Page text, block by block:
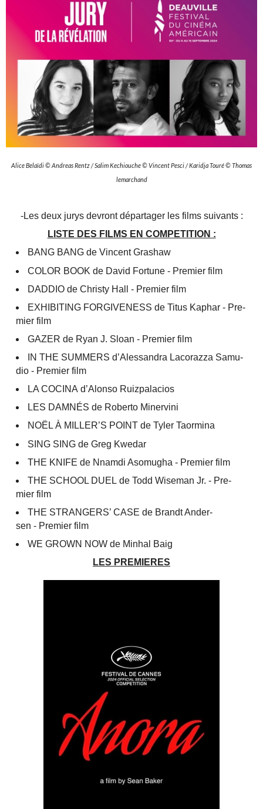
Alice Belaï­di © Andreas Rentz / Salim Kechiouche © Vincent Pes­ci / Karid­ja Tou­ré © Tho­mas
lemarchand
-Les deux jurys devront départager les films suivants :
LISTE DES FILMS EN COMPETITION :
BANG BANG de Vincent Gra­shaw
COLOR BOOK de David For­tune - Pre­mier film
DADDIO de Chris­ty Hall - Pre­mier film
EXHIBITING FORGIVENESS de Titus Kaphar - Pre­
mier film
GAZER de Ryan J. Sloan - Pre­mier film
IN THE SUMMERS d’Ales­san­dra Laco­raz­za Samu­
dio - Pre­mier film
LA COCINA d’Alon­so Ruizpalacios
LES DAMNÉS de Rober­to Minervini
NOËL À MILLER’S POINT de Tyler Taor­mi­na
SING SING de Greg Kwe­dar
THE KNIFE de Nnam­di Aso­mu­gha - Pre­mier film
THE SCHOOL DUEL de Todd Wise­man Jr. - Pre­
mier film
THE STRANGERS’ CASE de Brandt Ander­
sen - Pre­mier film
WE GROWN NOW de Min­hal Baig
LES PREMIERES